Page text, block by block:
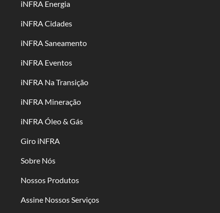
iNFRA Energia
iNFRA Cidades
iNFRA Saneamento
iNFRA Eventos
iNFRA Na Transição
iNFRA Mineração
iNFRA Óleo & Gás
Giro iNFRA
Sobre Nós
Nossos Produtos
Assine Nossos Serviços